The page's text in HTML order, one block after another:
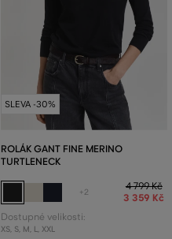
SLEVA -30%
ROLÁK GANT FINE MERINO
TURTLENECK
+2
4 799 Kč
3 359 Kč
Dostupné velikosti:
XS, S, M, L, XXL